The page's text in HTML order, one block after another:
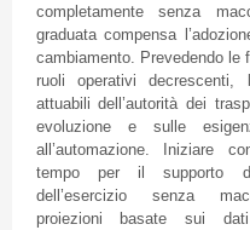
completamente senza
graduata compensa
cambiamento. Prevedendo
ruoli operativi decrescenti,
attuabili dell’autorità dei
evoluzione e sulle
all’automazione. Iniziare
tempo per il supporto
dell’esercizio senza
proiezioni basate sui